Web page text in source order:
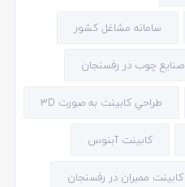
سامانه مشاغل کشور
صنایع چوب در رفسنجان
طراحي كابينت به صورت 3D
کابینت آبنوس
کابینت ممبران در رفسنجان